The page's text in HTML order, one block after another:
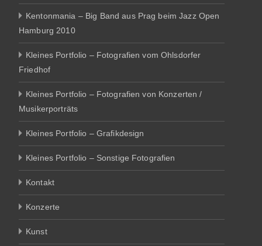
Kentonmania – Big Band aus Prag beim Jazz Open
Hamburg 2010
Kleines Portfolio – Fotografien vom Ohlsdorfer
Friedhof
Kleines Portfolio – Fotografien von Konzerten /
Musikerporträts
Kleines Portfolio – Grafikdesign
Kleines Portfolio – Sonstige Fotografien
Kontakt
Konzerte
Kunst